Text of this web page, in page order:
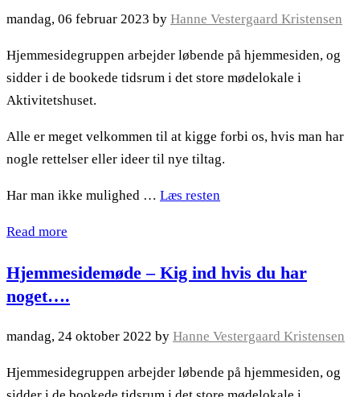
mandag, 06 februar 2023 by Hanne Vestergaard Kristensen
Hjemmesidegruppen arbejder løbende på hjemmesiden, og
sidder i de bookede tidsrum i det store mødelokale i
Aktivitetshuset.
Alle er meget velkommen til at kigge forbi os, hvis man har
nogle rettelser eller ideer til nye tiltag.
Har man ikke mulighed … Læs resten
Read more
Hjemmesidemøde – Kig ind hvis du har
noget….
mandag, 24 oktober 2022 by Hanne Vestergaard Kristensen
Hjemmesidegruppen arbejder løbende på hjemmesiden, og